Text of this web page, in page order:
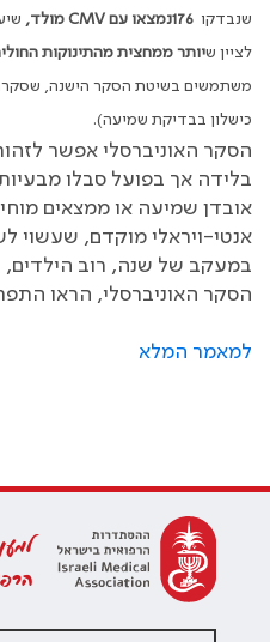
שנבדקו
נמצאו עם מולד,
לציין שיותר ממחצית מהתינוקות החולים (57%), כלל לא היו
משתמשים בשיטת הסקר הישנה, שסקרה
כישלון בבדיקת שמיעה).
הסקר האוניברסלי אפשר
אובדן שמיעה או ממצאים
אנטי-ויראלי מוקדם,
במעקב של שנה, רוב הילדים,
הסקר האוניברסלי, הראו
למאמר המלא